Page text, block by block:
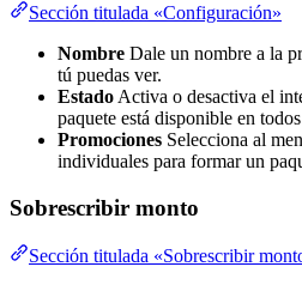
Sección titulada «Configuración»
Nombre Dale un nombre a la
tú puedas ver.
Estado Activa o desactiva el
paquete está disponible en
Promociones Selecciona al
individuales para formar un
Sobrescribir monto
Sección titulada «Sobrescribir